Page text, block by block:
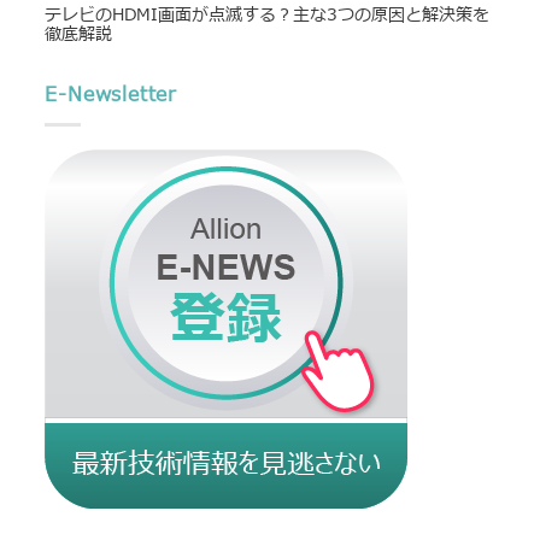
テレビのHDMI画面が点滅する？主な3つの原因と解決策を
徹底解説
E-Newsletter